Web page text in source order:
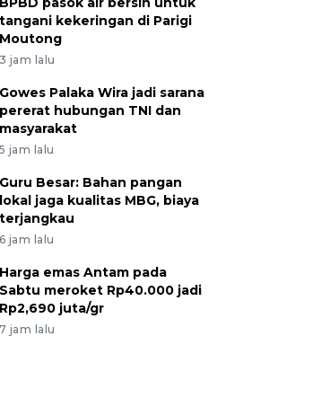
tangani kekeringan di Parigi
Moutong
3 jam lalu
Gowes Palaka Wira jadi sarana
pererat hubungan TNI dan
masyarakat
5 jam lalu
Guru Besar: Bahan pangan
lokal jaga kualitas MBG, biaya
terjangkau
6 jam lalu
Harga emas Antam pada
Sabtu meroket Rp40.000 jadi
Rp2,690 juta/gr
7 jam lalu